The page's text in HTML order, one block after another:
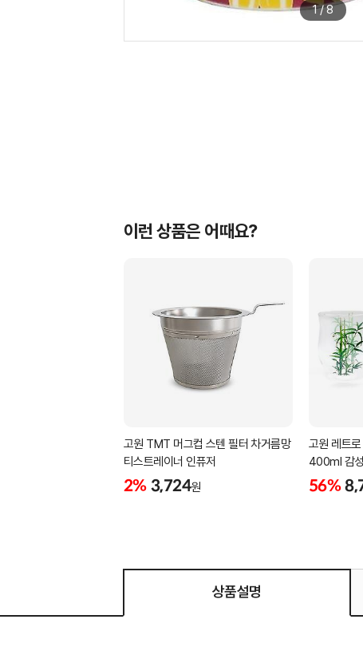
1/8
이런 상품은 어때요?
고원 TMT 머그컵 스텐 필터 차거름망
티스트레이너 인퓨저
2% 3,724원
고원 레트
400ml 감
56%
상품설명